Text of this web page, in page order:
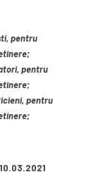
pentru
pentru
pentru